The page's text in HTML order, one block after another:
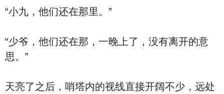
“小九，他们还在那里。”
“少爷，他们还在那，一晚上了，没有离开的意
思。”
天亮了之后，哨塔内的视线直接开阔不少，远处